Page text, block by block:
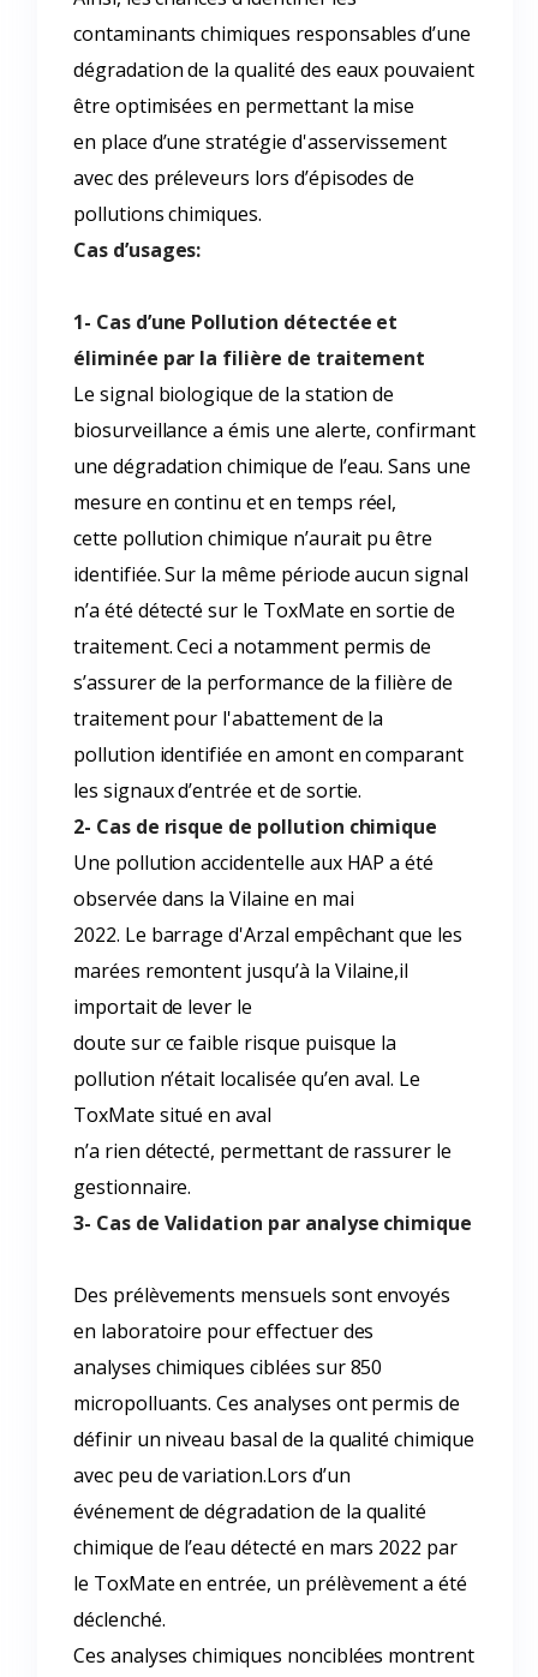
contaminants chimiques responsables d’une
dégradation de la qualité des eaux pouvaient
être optimisées en permettant la mise
en place d’une stratégie d'asservissement
avec des préleveurs lors d’épisodes de
pollutions chimiques.
Cas d’usages:
1- Cas d’une Pollution détectée et
éliminée par la filière de traitement
Le signal biologique de la station de
biosurveillance a émis une alerte, confirmant
une dégradation chimique de l’eau. Sans une
mesure en continu et en temps réel,
cette pollution chimique n’aurait pu être
identifiée. Sur la même période aucun signal
n’a été détecté sur le ToxMate en sortie de
traitement. Ceci a notamment permis de
s’assurer de la performance de la filière de
traitement pour l'abattement de la
pollution identifiée en amont en comparant
les signaux d’entrée et de sortie.
2- Cas de risque de pollution chimique
Une pollution accidentelle aux HAP a été
observée dans la Vilaine en mai
2022. Le barrage d'Arzal empêchant que les
marées remontent jusqu’à la Vilaine,il
importait de lever le
doute sur ce faible risque puisque la
pollution n’était localisée qu’en aval. Le
ToxMate situé en aval
n’a rien détecté, permettant de rassurer le
gestionnaire.
3- Cas de Validation par analyse chimique
Des prélèvements mensuels sont envoyés
en laboratoire pour effectuer des
analyses chimiques ciblées sur 850
micropolluants. Ces analyses ont permis de
définir un niveau basal de la qualité chimique
avec peu de variation.Lors d’un
événement de dégradation de la qualité
chimique de l’eau détecté en mars 2022 par
le ToxMate en entrée, un prélèvement a été
déclenché.
Ces analyses chimiques nonciblées montrent